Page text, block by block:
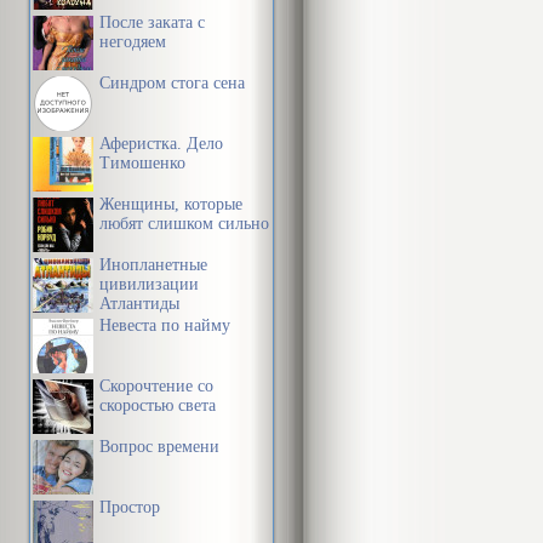
После заката с
негодяем
Синдром стога сена
Аферистка. Дело
Тимошенко
Женщины, которые
любят слишком сильно
Инопланетные
цивилизации
Атлантиды
Невеста по найму
Скорочтение со
скоростью света
Вопрос времени
Простор